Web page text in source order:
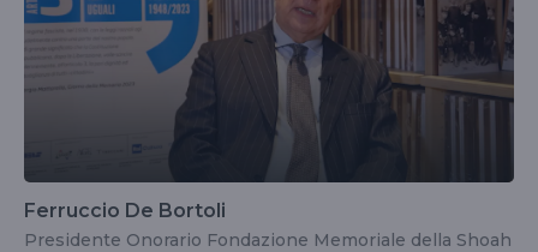
Ferruccio De Bortoli
Presidente Onorario Fondazione Memoriale della Shoah